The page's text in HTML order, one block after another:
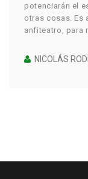
potenciarán el
otras cosas. Es
anfiteatro, para
NICOLÁS